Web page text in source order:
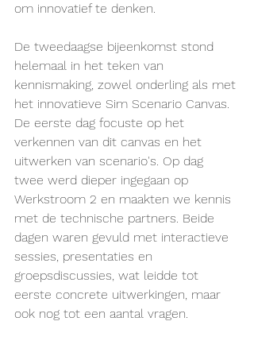
om innovatief te denken.
De tweedaagse bijeenkomst stond
helemaal in het teken van
kennismaking, zowel onderling als met
het innovatieve Sim Scenario Canvas.
De eerste dag focuste op het
verkennen van dit canvas en het
uitwerken van scenario's. Op dag
twee werd dieper ingegaan op
Werkstroom 2 en maakten we kennis
met de technische partners. Beide
dagen waren gevuld met interactieve
sessies, presentaties en
groepsdiscussies, wat leidde tot
eerste concrete uitwerkingen, maar
ook nog tot een aantal vragen.